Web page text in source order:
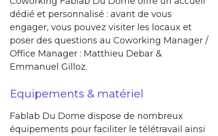
dédié et personnalisé : avant de vous
engager, vous pouvez visiter les locaux et
poser des questions au Coworking Manager /
Office Manager : Matthieu Debar &
Emmanuel Gilloz.
Equipements & matériel
Fablab Du Dome dispose de nombreux
équipements pour faciliter le télétravail ainsi